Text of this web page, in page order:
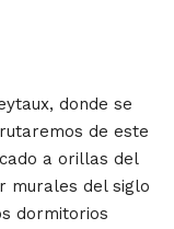
donde se
de este
a orillas del
murales del siglo
dormitorios